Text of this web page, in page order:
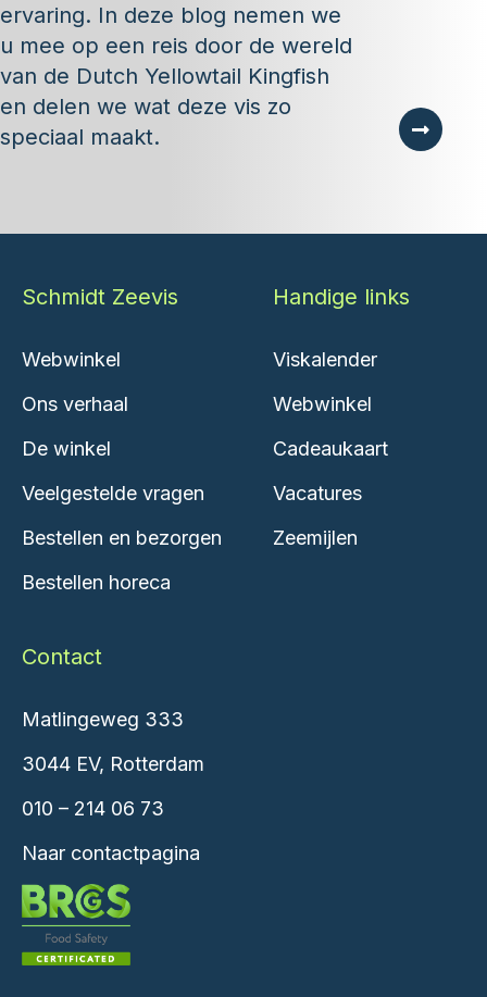
ervaring. In deze blog nemen we
u mee op een reis door de wereld
van de Dutch Yellowtail Kingfish
en delen we wat deze vis zo
speciaal maakt.
Schmidt Zeevis
Webwinkel
Ons verhaal
De winkel
Veelgestelde vragen
Bestellen en bezorgen
Bestellen horeca
Handige links
Viskalender
Webwinkel
Cadeaukaart
Vacatures
Zeemijlen
Contact
Matlingeweg 333
3044 EV, Rotterdam
010 – 214 06 73
Naar contactpagina